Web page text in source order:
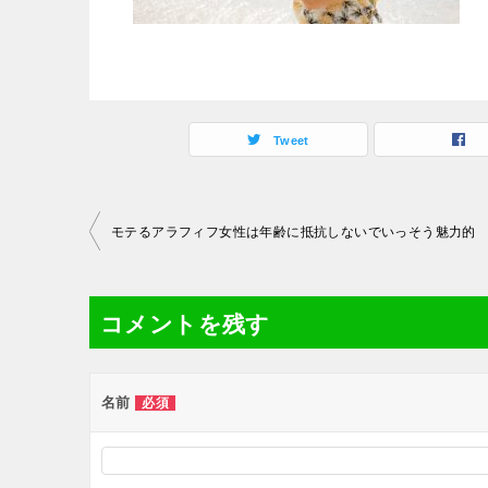
Tweet
投
ナ
ビ
ー
ョ
モテるアラフィフ女性は年齢に抵抗しないでいっそう魅力的
コメントを残す
名前 必須